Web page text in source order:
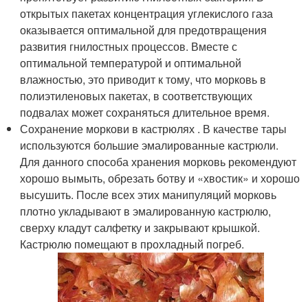
открытых пакетах концентрация углекислого газа
оказывается оптимальной для предотвращения
развития гнилостных процессов. Вместе с
оптимальной температурой и оптимальной
влажностью, это приводит к тому, что морковь в
полиэтиленовых пакетах, в соответствующих
подвалах может сохраняться длительное время.
Сохранение моркови в кастрюлях . В качестве тары
используются большие эмалированные кастрюли.
Для данного способа хранения морковь рекомендуют
хорошо вымыть, обрезать ботву и «хвостик» и хорошо
высушить. После всех этих манипуляций морковь
плотно укладывают в эмалированную кастрюлю,
сверху кладут салфетку и закрывают крышкой.
Кастрюлю помещают в прохладный погреб.